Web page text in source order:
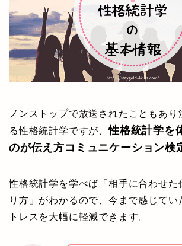
ノンストップで放送されたこともあり
る性格統計学ですが、性格統計学を
のが伝え方コミュニケーション検
性格統計学を学べば「相手に合わせた
り方」がわかるので、今まで感じてい
トレスを大幅に軽減できます。